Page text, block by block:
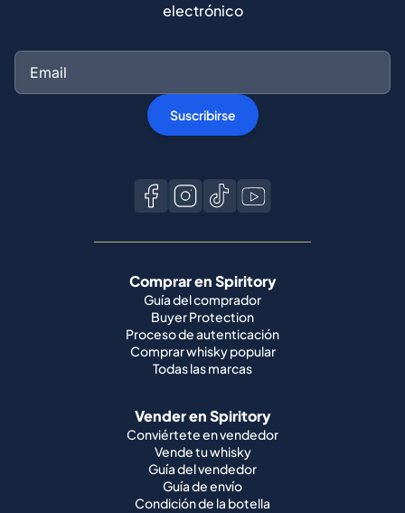
electrónico
Suscribirse
Comprar en Spiritory
Guía del comprador
Buyer Protection
Proceso de autenticación
Comprar whisky popular
Todas las marcas
Vender en Spiritory
Conviértete en vendedor
Vende tu whisky
Guía del vendedor
Guía de envío
Condición de la botella